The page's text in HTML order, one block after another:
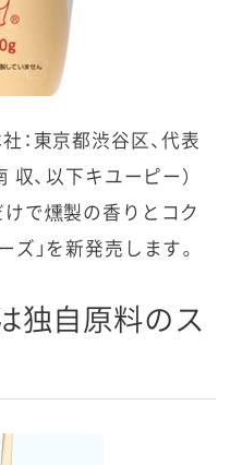
：東京都渋谷区、代表
、以下キユーピー）
で燻製の香りとコク
ズ」を新発売します。
独自原料のス